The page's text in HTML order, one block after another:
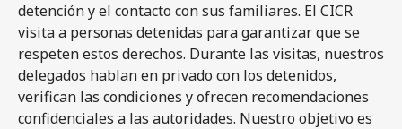
detención y el contacto con sus familiares. El CICR
visita a personas detenidas para garantizar que se
respeten estos derechos. Durante las visitas, nuestros
delegados hablan en privado con los detenidos,
verifican las condiciones y ofrecen recomendaciones
confidenciales a las autoridades. Nuestro objetivo es